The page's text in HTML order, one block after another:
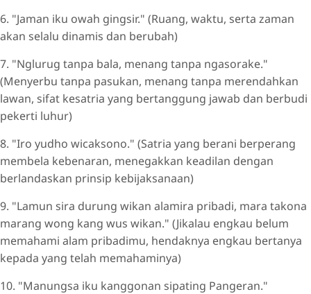
6. "Jaman iku owah gingsir." (Ruang, waktu, serta zaman
akan selalu dinamis dan berubah)
7. "Nglurug tanpa bala, menang tanpa ngasorake."
(Menyerbu tanpa pasukan, menang tanpa merendahkan
lawan, sifat kesatria yang bertanggung jawab dan berbudi
pekerti luhur)
8. "Iro yudho wicaksono." (Satria yang berani berperang
membela kebenaran, menegakkan keadilan dengan
berlandaskan prinsip kebijaksanaan)
9. "Lamun sira durung wikan alamira pribadi, mara takona
marang wong kang wus wikan." (Jikalau engkau belum
memahami alam pribadimu, hendaknya engkau bertanya
kepada yang telah memahaminya)
10. "Manungsa iku kanggonan sipating Pangeran."